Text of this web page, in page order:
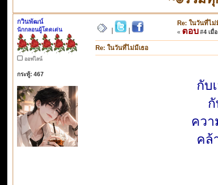
กวินพัฒน์
นักกลอนผู้โดดเด่น
ออฟไลน์
กระทู้: 467
Re: ในวันที่ไม่
« ตอบ #4 เมื่
Re: ในวันที่ไม่มีเธอ
กับ
คว
คล้